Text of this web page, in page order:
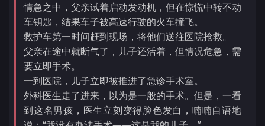
情急之中，父亲试着启动发动机，但在惊慌中转不动
车钥匙，结果车子被高速行驶的火车撞飞。
救护车第一时间赶到现场，将他们送往医院抢救。
父亲在途中就断气了，儿子还活着，但情况危急，需
要立即手术。
一到医院，儿子立即被推进了急诊手术室。
外科医生走了进来，以为是一般的手术。但是，一看
到这名男孩，医生立刻变得脸色发白，喃喃自语地